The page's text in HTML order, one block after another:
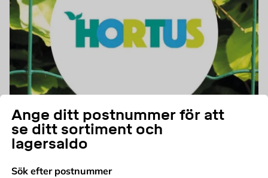
Ange ditt postnummer för att
se ditt sortiment och
lagersaldo
Sök efter postnummer